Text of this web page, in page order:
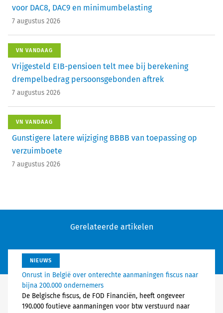
voor DAC8, DAC9 en minimumbelasting
7 augustus 2026
VN VANDAAG
Vrijgesteld EIB-pensioen telt mee bij berekening
drempelbedrag persoonsgebonden aftrek
7 augustus 2026
VN VANDAAG
Gunstigere latere wijziging BBBB van toepassing op
verzuimboete
7 augustus 2026
Gerelateerde artikelen
NIEUWS
Onrust in België over onterechte aanmaningen fiscus naar
bijna 200.000 ondernemers
De Belgische fiscus, de FOD Financiën, heeft ongeveer
190.000 foutieve aanmaningen voor btw verstuurd naar